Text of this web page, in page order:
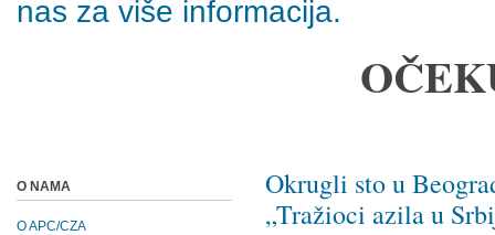
nas za više informacija.
Okrugli sto u
„Tražioci azila u
O NAMA
O APC/CZA